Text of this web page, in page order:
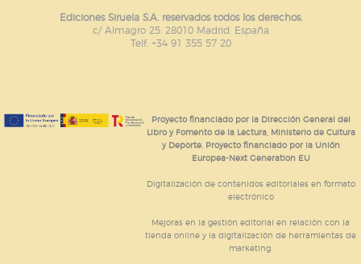
Ediciones Siruela S.A. reservados todos los derechos.
c/ Almagro 25. 28010 Madrid. España
Telf. +34 91 355 57 20
Proyecto financiado por la Dirección General del
Libro y Fomento de la Lectura, Ministerio de Cultura
y Deporte. Proyecto financiado por la Unión
Europea-Next Generation EU
Digitalización de contenidos editoriales en formato
electrónico
Mejoras en la gestión editorial en relación con la
tienda online y la digitalización de herramientas de
marketing.